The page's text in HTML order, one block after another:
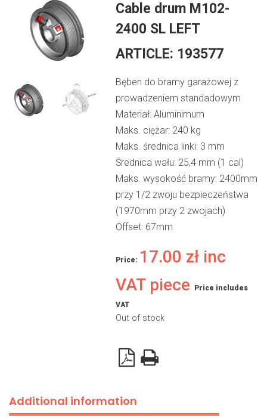
Cable drum M102-
2400 SL LEFT
ARTICLE: 193577
Bęben do bramy garażowej z
prowadzeniem standadowym
Materiał: Aluminimum
Maks. ciężar: 240 kg
Maks. średnica linki: 3 mm
Średnica wału: 25,4 mm (1 cal)
Maks. wysokość bramy: 2400mm
przy 1/2 zwoju bezpieczeństwa
(1970mm przy 2 zwojach)
Offset: 67mm
Price: 17.00 zł inc
VAT piece
Price includes
VAT
Out of stock
Additional information